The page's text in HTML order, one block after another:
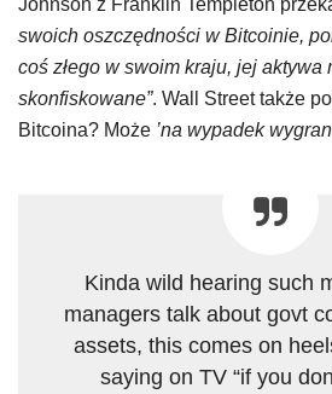
swoich oszczędności w Bitcoinie,
coś złego w swoim kraju, jej aktywa
skonfiskowane”. Wall Street także
Bitcoina? Może ’na wypadek
Kinda wild hearing such
managers talk about govt
assets, this comes on
saying on TV “if you